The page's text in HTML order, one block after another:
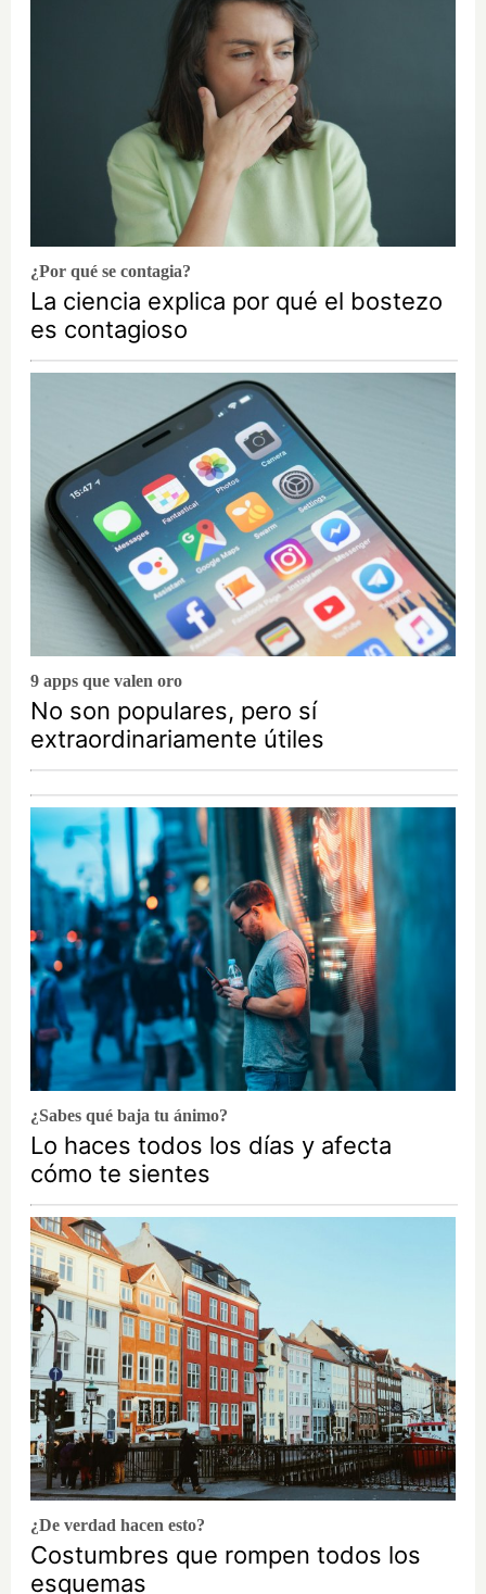
¿Por qué se contagia?
La ciencia explica por qué el bostezo
es contagioso
9 apps que valen oro
No son populares, pero sí
extraordinariamente útiles
¿Sabes qué baja tu ánimo?
Lo haces todos los días y afecta
cómo te sientes
¿De verdad hacen esto?
Costumbres que rompen todos los
esquemas